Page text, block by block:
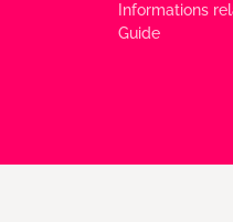
Informations
Guide